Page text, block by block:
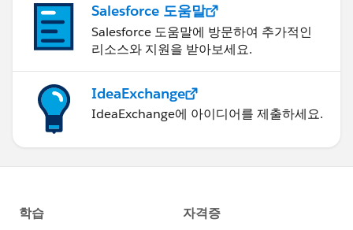
Salesforce 도움말
Salesforce 도움말에 방문하여 추가적인
리소스와 지원을 받아보세요.
IdeaExchange
IdeaExchange에 아이디어를 제출하세요.